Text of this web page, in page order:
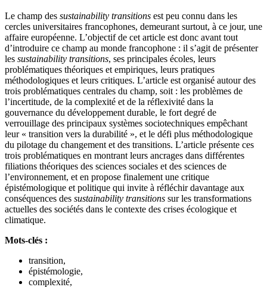
Le champ des sustainability transitions est peu connu dans les
cercles universitaires francophones, demeurant surtout, à ce jour, une
affaire européenne. L’objectif de cet article est donc avant tout
d’introduire ce champ au monde francophone : il s’agit de présenter
les sustainability transitions, ses principales écoles, leurs
problématiques théoriques et empiriques, leurs pratiques
méthodologiques et leurs critiques. L’article est organisé autour des
trois problématiques centrales du champ, soit : les problèmes de
l’incertitude, de la complexité et de la réflexivité dans la
gouvernance du développement durable, le fort degré de
verrouillage des principaux systèmes sociotechniques empêchant
leur « transition vers la durabilité », et le défi plus méthodologique
du pilotage du changement et des transitions. L’article présente ces
trois problématiques en montrant leurs ancrages dans différentes
filiations théoriques des sciences sociales et des sciences de
l’environnement, et en propose finalement une critique
épistémologique et politique qui invite à réfléchir davantage aux
conséquences des sustainability transitions sur les transformations
actuelles des sociétés dans le contexte des crises écologique et
climatique.
Mots-clés :
transition,
épistémologie,
complexité,